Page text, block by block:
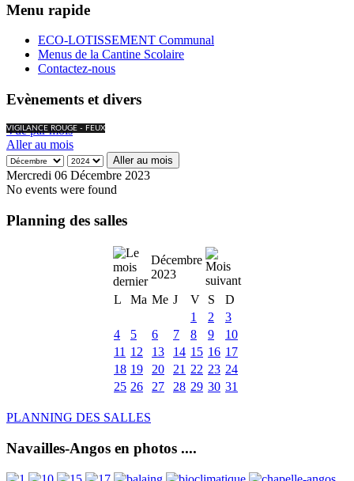
Menu rapide
ECO-LOTISSEMENT Communal
Menus de la Cantine Scolaire
Contactez-nous
Evènements et divers
VIGILANCE ROUGE - FEUX
Vue par mois
Aller au mois
Aller au mois
Mercredi 06 Décembre 2023
No events were found
Planning des salles
Décembre
2023
L
Ma Me J V S
D
1
2
3
4
5 6 7 8 9
10
11 12 13 14 15 16 17
18 19 20 21 22 23 24
25 26 27 28 29 30 31
PLANNING DES SALLES
Navailles-Angos en photos ....